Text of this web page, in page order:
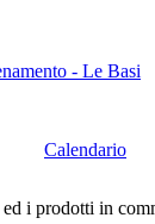
- Le Basi
Calendario
i prodotti in